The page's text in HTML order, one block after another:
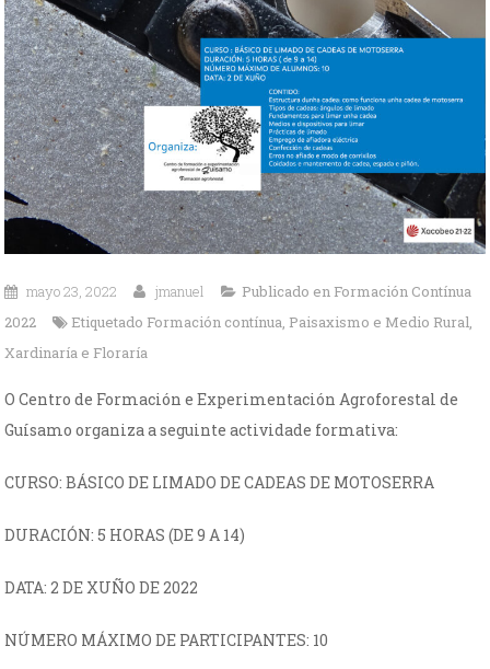
mayo 23, 2022 jmanuel Publicado en Formación Contínua
2022
Etiquetado Formación contínua, Paisaxismo e Medio Rural,
Xardinaría e Floraría
O Centro de Formación e Experimentación Agroforestal de
Guísamo organiza a seguinte actividade formativa:
CURSO: BÁSICO DE LIMADO DE CADEAS DE MOTOSERRA
DURACIÓN: 5 HORAS (DE 9 A 14)
DATA: 2 DE XUÑO DE 2022
NÚMERO MÁXIMO DE PARTICIPANTES: 10